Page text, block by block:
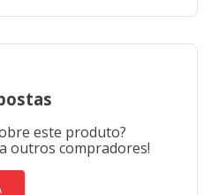
este produto?
outros compradores!